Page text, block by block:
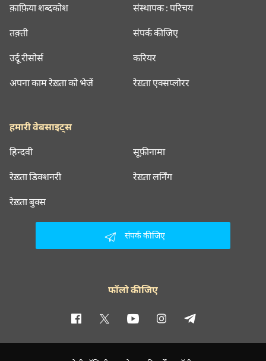
क़ाफ़िया शब्दकोश
तक़्ती
उर्दू रीसोर्स
अपना काम रेख़्ता को भेजें
संस्थापक : परिचय
संपर्क कीजिए
करियर
रेख़्ता एक्सप्लोरर
हमारी वेबसाइट्स
हिन्दवी सूफ़ीनामा
रेख़्ता डिक्शनरी रेख़्ता लर्निंग
रेख़्ता बुक्स
संपर्क कीजिए
फॉलो कीजिए